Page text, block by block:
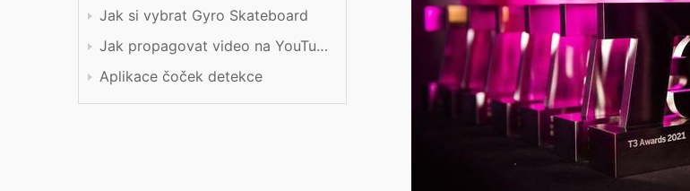
Jak si vybrat Gyro Skateboard
Jak propagovat video na YouTube
Aplikace čoček detekce